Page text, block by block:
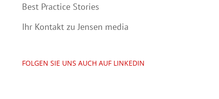
Best Practice Stories
Ihr Kontakt zu Jensen media
FOLGEN SIE UNS AUCH AUF LINKEDIN